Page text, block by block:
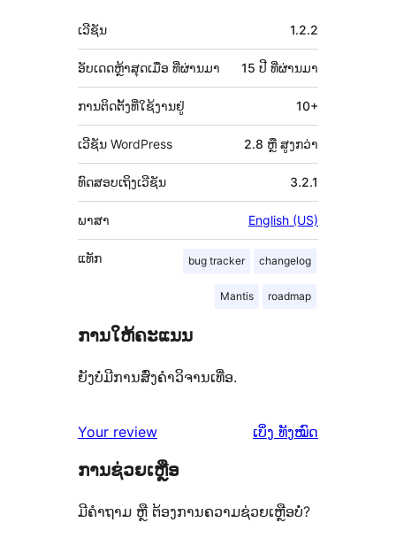
ຂໍ້ມູນ
ກຳກັບ
(Meta)
ເວີຊັນ 1.2.2
ອັບເດດຫຼ້າສຸດເມື່ອ 15 ປີ ທີ່ຜ່ານມາ
ທີ່ຜ່ານມາ
ການຕິດຕັ້ງທີ່ໃຊ້ງານຢູ່ 10+
ເວີຊັນ WordPress 2.8 ຫຼື ສູງກວ່າ
ທົດສອບເຖິງເວີຊັນ 3.2.1
ພາສາ English (US)
ແທັກ bug tracker changelog
Mantis roadmap
ການໃຫ້ຄະແນນ
ຍັງບໍ່ມີການສົ່ງຄຳວິຈານເທື່ອ.
Your review ເບິ່ງ ຄຳ
ທັງໝົດ
ການຊ່ວຍເຫຼືອ
ມີຄຳຖາມ ຫຼື ຕ້ອງການຄວາມຊ່ວຍເຫຼືອບໍ່?